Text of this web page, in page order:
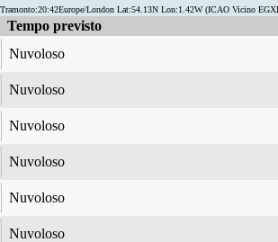
London Lat:54.13N Lon:1.42W (ICAO Vicino
previsto
Nuvoloso
Nuvoloso
Nuvoloso
Nuvoloso
Nuvoloso
Nuvoloso